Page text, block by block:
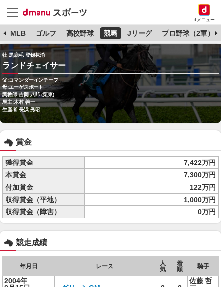
dメニュー
MLB ゴルフ 高校野球 競馬 Jリーグ プロ野球（2軍）
牡 黒鹿毛 登録抹消
ランドチェイサー
父:コマンダーインチーフ
母:エーゲスポート
調教師:吉岡 八郎 (栗東)
馬主:木村 善一
生産者:長浜 秀昭
賞金
獲得賞金
7,422万円
本賞金
7,300万円
付加賞金
122万円
収得賞金（平地）
1,000万円
収得賞金（障害）
0万円
競走成績
年月日 レース
人
気
着
順
騎手
2004年
佐藤 哲